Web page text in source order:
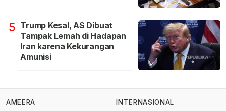
5 Trump Kesal, AS Dibuat
Tampak Lemah di Hadapan
Iran karena Kekurangan
Amunisi
AMEERA
INTERNASIONAL